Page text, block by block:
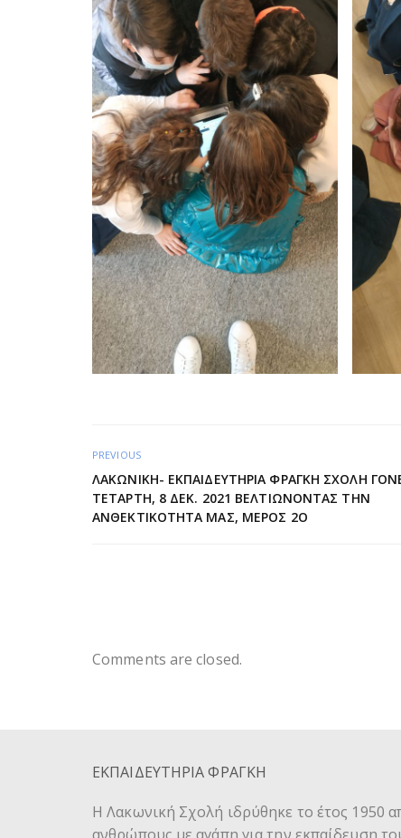
PREVIOUS
ΛΑΚΩΝΙΚΗ- ΕΚΠΑΙΔΕΥΤΗΡΙΑ ΦΡΑΓΚΗ ΣΧΟΛΗ
ΤΕΤΑΡΤΗ, 8 ΔΕΚ. 2021 ΒΕΛΤΙΩΝΟΝΤΑΣ ΤΗΝ
ΑΝΘΕΚΤΙΚΟΤΗΤΑ ΜΑΣ, ΜΕΡΟΣ 2Ο
Comments are closed.
ΕΚΠΑΙΔΕΥΤΗΡΙΑ ΦΡΑΓΚΗ
Η Λακωνική Σχολή ιδρύθηκε το έτος 1950